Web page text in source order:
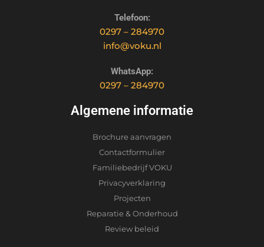
Telefoon:
0297 – 284970
info@voku.nl
WhatsApp:
0297 – 284970
Algemene informatie
Brochure aanvragen
Contactformulier
Familiebedrijf VOKU
Privacyverklaring
Projecten
Reparatie & Onderhoud
Review beleid